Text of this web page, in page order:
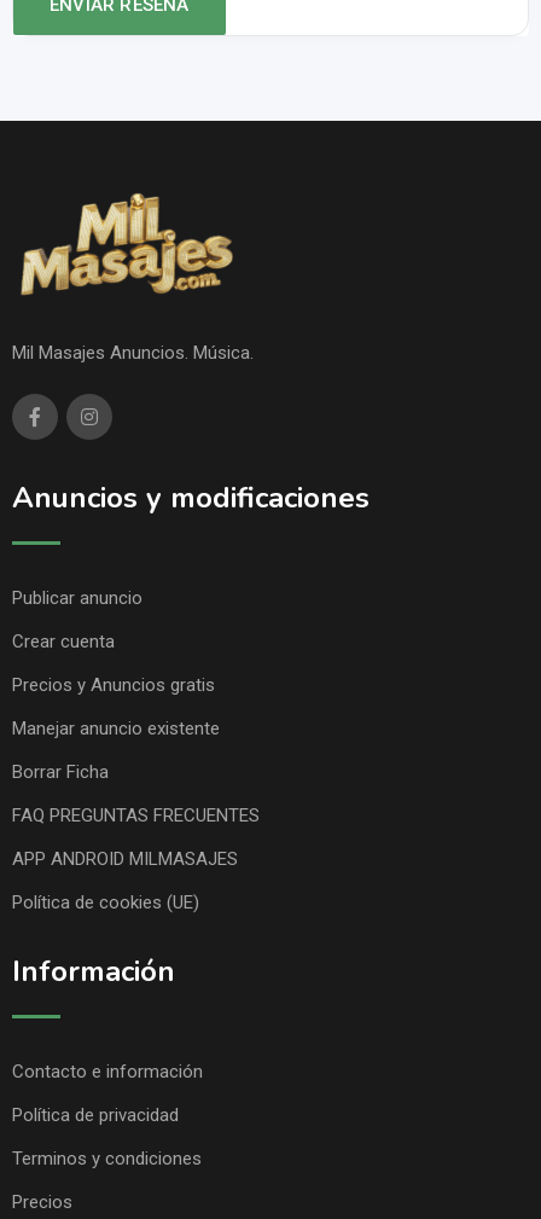
Mil Masajes Anuncios. Música.
Anuncios y modificaciones
Publicar anuncio
Crear cuenta
Precios y Anuncios gratis
Manejar anuncio existente
Borrar Ficha
FAQ PREGUNTAS FRECUENTES
APP ANDROID MILMASAJES
Política de cookies (UE)
Información
Contacto e información
Política de privacidad
Terminos y condiciones
Precios